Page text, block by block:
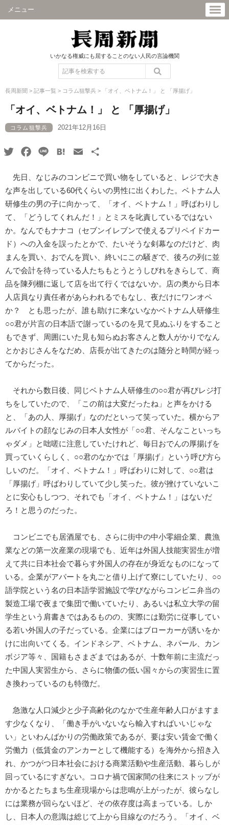
メニュー
いかなる権威にも屈することのない人民の言論機関
長周新聞 > 記事一覧 > コラム狙撃兵 > 「オイ、ベトナム！」 と 「厚揚げ」
「オイ、ベトナム！」 と 「厚揚げ」
コラム狙撃兵 2021年12月16日
TwitterFacebook
Line HatenaEmail
先日、なじみのコンビニで買い物をしていると、レジで大き
な声を出している60代くらいの男性に出くわした。ベトナム人
研修生の男の子に向かって、「オイ、ベトナム！」呼ばわりし
て、「どうしてくれんだ！」とミスを叱責しているではない
か。なんでもナナコ（セブンイレブンで使えるプリペイドカー
ド）への入金を誤ったとかで、たいそうな剣幕なのだけど、肉
まんを買い、おでんを買い、終いにこの騒ぎで、後ろの列に並
んで会計を待っている人たちもとうとうしびれをきらして、商
品を陳列棚に返して店を出て行くではないか。店の奥から日本
人店員なり責任者があらわれるでもなし、夜だけにワンオペ
か？ とも思ったが、誰も助けに来ないなかベトナム人研修生
○○君が片言の日本語で謝っているのを見て見ぬふりをすること
もできず、周囲にいた見も知らぬお客さんと数人がかりでなん
とかおじさんをなだめ、店長が出てきたのは随分と時間が経っ
てからだった。
それから数日後、同じベトナム人研修生の○○君が再びレジ打
ちをしていたので、「この前は大変だったね」と声をかける
と、「あの人、厚揚げ」なのだといって笑っていた。横からア
ルバイトの顔なじみの日本人女性が「○○君、そんなこといっち
ゃダメ」と咄嗟に注意していたけれど、毎日おでんの厚揚げを
買っていくらしく、○○君のなかでは「厚揚げ」という呼び方ら
しいのだ。「オイ、ベトナム！」呼ばわりに対して、○○君は
「厚揚げ」呼ばわりしていて少し笑った。彼が挫けていないこ
とに安心もしつつ、それでも「オイ、ベトナム！」はないだ
ろ！と思うのだった。
コンビニでも居酒屋でも、さらに街中の中小零細企業、農漁
業などの第一次産業の現場でも、近年は外国人技能実習生が増
えて共に日本社会で暮らす外国人の存在が身近なものになって
いる。企業がアパートを丸ごと借り上げて寮にしていたり、○○
語学院という名の日本語学習施設で学びながらコンビニ弁当の
製造工場で夜まで集団で働いていたり、あるいは私立大学の留
学生という肩書きではあるものの、実際には勤労に従事してい
る若い外国人の子だっている。企業にはブローカーが誘いをか
けに出向いてくる。インドネシア、ベトナム、ネパール、カン
ボジア等々、国籍もさまざまではあるが、十数年前に主流だっ
た中国人実習生から、さらに物価の低い国々からの実習生に置
き換わっているのも特徴だ。
急激な人口減少と少子高齢化のなかで生産年齢人口がますま
す少なくなり、「働き手がいないなら輸入すればいいじゃな
い」といわんばかりの労働政策であるが、要は安い賃金で働く
労働力（低賃金のアンカーとして機能する）を海外から招き入
れ、かつがつ日本社会における商業活動や生産活動、暮らしが
回っているにすぎない。コロナ禍で国家間の往来にストップが
かかるとたちまち生産現場からは悲鳴が上がったが、彼らなし
には業務が回らないほど、その依存度は高まっている。しか
し、日本人の意識は総じて上から目線なのだろう。「オイ、ベ